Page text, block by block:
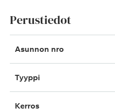
Perustiedot
Asunnon nro
Tyyppi
Kerros